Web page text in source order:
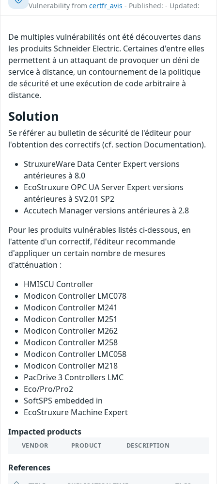
Vulnerability from certfr_avis - Published: - Updated:
De multiples vulnérabilités ont été découvertes dans
les produits Schneider Electric. Certaines d'entre elles
permettent à un attaquant de provoquer un déni de
service à distance, un contournement de la politique
de sécurité et une exécution de code arbitraire à
distance.
Solution
Se référer au bulletin de sécurité de l'éditeur pour
l'obtention des correctifs (cf. section Documentation).
StruxureWare Data Center Expert versions
antérieures à 8.0
EcoStruxure OPC UA Server Expert versions
antérieures à SV2.01 SP2
Accutech Manager versions antérieures à 2.8
Pour les produits vulnérables listés ci-dessous, en
l'attente d'un correctif, l'éditeur recommande
d'appliquer un certain nombre de mesures
d'atténuation :
HMISCU Controller
Modicon Controller LMC078
Modicon Controller M241
Modicon Controller M251
Modicon Controller M262
Modicon Controller M258
Modicon Controller LMC058
Modicon Controller M218
PacDrive 3 Controllers LMC
Eco/Pro/Pro2
SoftSPS embedded in
EcoStruxure Machine Expert
Impacted products
VENDOR PRODUCT DESCRIPTION
References